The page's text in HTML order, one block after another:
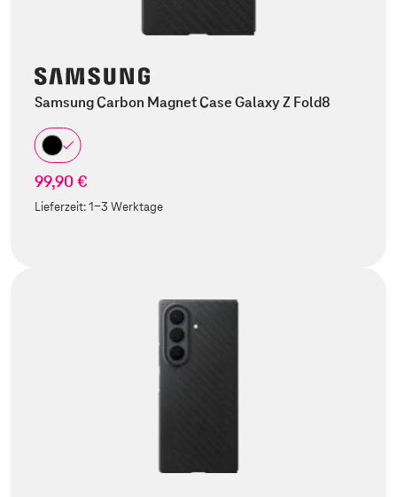
Samsung Carbon Magnet Case Galaxy Z Fold8
99,90 €
Lieferzeit:1-3 Werktage